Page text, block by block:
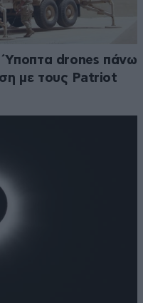
Ύποπτα drones πάνω
με τους Patriot